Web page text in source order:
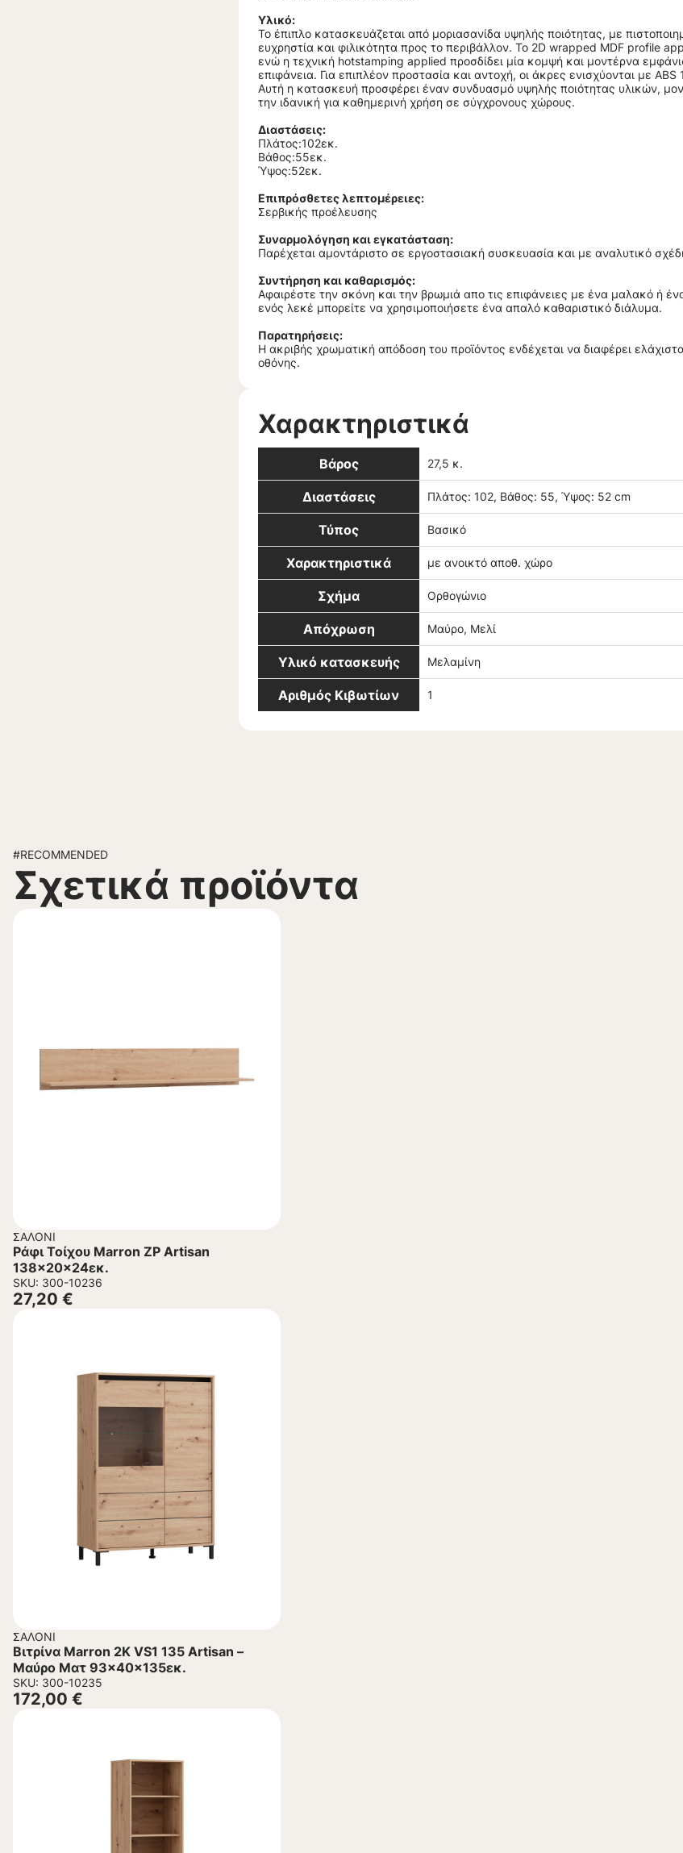
Υλικό:
Το έπιπλο κατασκευάζεται από μοριασανίδα υψηλής ποιότητας, με
ευχρηστία και φιλικότητα προς το περιβάλλον. Το 2D wrapped MDF profile
ενώ η τεχνική hotstamping applied προσδίδει μία κομψή και μοντέρνα
επιφάνεια. Για επιπλέον προστασία και αντοχή, οι άκρες ενισχύονται με
Αυτή η κατασκευή προσφέρει έναν συνδυασμό υψηλής ποιότητας υλικών,
την ιδανική για καθημερινή χρήση σε σύγχρονους χώρους.
Διαστάσεις:
Πλάτος:102εκ.
Βάθος:55εκ.
Ύψος:52εκ.
Επιπρόσθετες λεπτομέρειες:
Σερβικής προέλευσης
Συναρμολόγηση και εγκατάσταση:
Παρέχεται αμοντάριστο σε εργοστασιακή συσκευασία και με αναλυτικό
Συντήρηση και καθαρισμός:
Αφαιρέστε την σκόνη και την βρωμιά απο τις επιφάνειες με ένα μαλακό ή
ενός λεκέ μπορείτε να χρησιμοποιήσετε ένα απαλό καθαριστικό διάλυμα.
Παρατηρήσεις:
Η ακριβής χρωματική απόδοση του προϊόντος ενδέχεται να διαφέρει
οθόνης.
Χαρακτηριστικά
Βάρος 27,5 κ.
Διαστάσεις Πλάτος: 102, Βάθος: 55, Ύψος: 52 cm
Τύπος Βασικό
Χαρακτηριστικά με ανοικτό αποθ. χώρο
Σχήμα Ορθογώνιο
Απόχρωση Μαύρο, Μελί
Υλικό κατασκευής Μελαμίνη
Αριθμός Κιβωτίων 1
#RECOMMENDED
Σχετικά προϊόντα
ΣΑΛΌΝΙ
Ράφι Τοίχου Marron ZP Artisan
138x20x24εκ.
SKU: 300-10236
27,20 €
ΣΑΛΌΝΙ
Βιτρίνα Marron 2K VS1 135 Artisan –
Μαύρο Ματ 93x40x135εκ.
SKU: 300-10235
172,00 €